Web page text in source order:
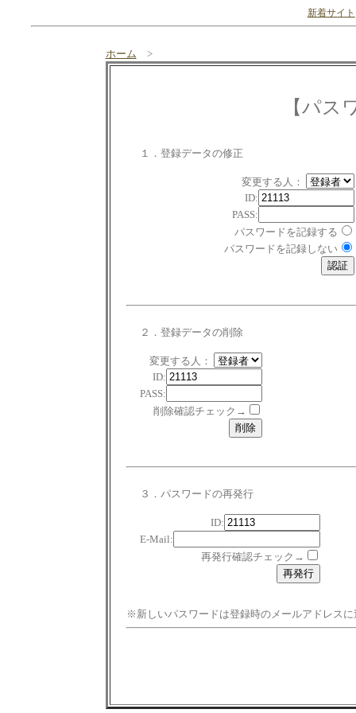
新着サイト
ホーム >
【パス
１．登録データの修正
変更する人：
ID:
PASS:
パスワードを記録する
パスワードを記録しない
２．登録データの削除
変更する人：
ID:
PASS:
削除確認チェック→
３．パスワードの再発行
ID:
E-Mail:
再発行確認チェック→
※新しいパスワードは登録時のメールアドレスに